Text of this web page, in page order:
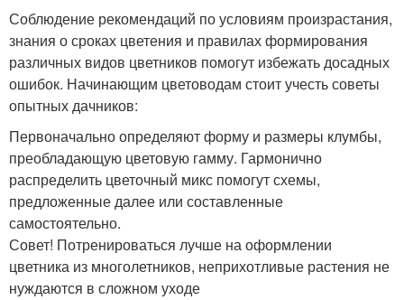
Соблюдение рекомендаций по условиям произрастания,
знания о сроках цветения и правилах формирования
различных видов цветников помогут избежать досадных
ошибок. Начинающим цветоводам стоит учесть советы
опытных дачников:
Первоначально определяют форму и размеры клумбы,
преобладающую цветовую гамму. Гармонично
распределить цветочный микс помогут схемы,
предложенные далее или составленные
самостоятельно.
​Совет! Потренироваться лучше на оформлении
цветника из многолетников, неприхотливые растения не
нуждаются в сложном уходе